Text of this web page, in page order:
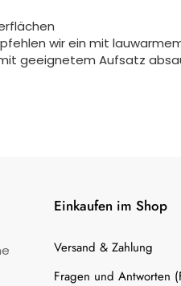
wir ein mit
geeignetem Aufsatz
Einkaufen im Shop
Versand & Zahlung
Fragen und Antworten